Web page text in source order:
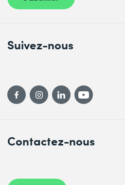
Contactez-nous
Suivez-nous